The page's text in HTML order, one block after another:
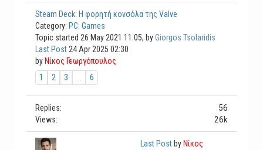
Steam Deck: Η φορητή κονσόλα της Valve
Category: PC: Games
Topic started 26 May 2021 11:05, byGiorgos Tsolaridis
Last Post 24 Apr 2025 02:30
by Νίκος Γεωργόπουλος
1 2 3 ... 6
Replies: 56
Views: 26k
Last Post by Νίκος